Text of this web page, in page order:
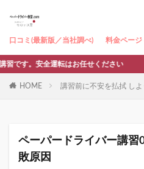
口コミ(最新版／当社調べ) 料金ページ
安全運転はお任せください
HOME 講習前に不安を払拭 し
ペーパードライバー講習
敗原因